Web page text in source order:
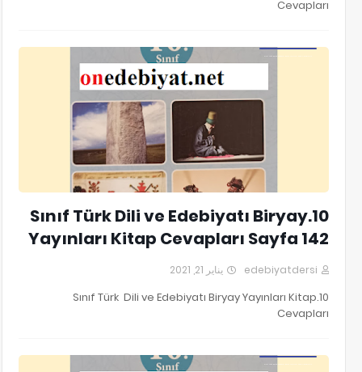
Cevapları
10.Sınıf Türk Dili ve Edebiyatı Biryay
Yayınları Kitap Cevapları Sayfa 142
edebiyatdersi يناير 21, 2021
10.Sınıf Türk Dili ve Edebiyatı Biryay Yayınları Kitap
Cevapları